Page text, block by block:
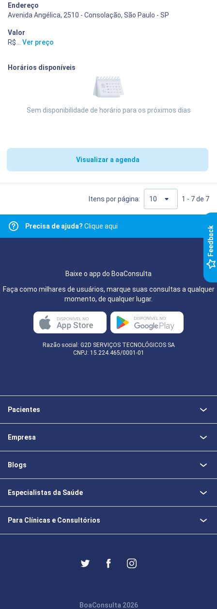
Endereço
Avenida Angélica, 2510 - Consolação, São Paulo - SP
Valor
R$ 400,00
Ver preço
Horários disponíveis
Sem disponibilidade de horário para os próximos dias
Visualizar a agenda
Itens por página: 1 - 7 de 7
Precisa de ajuda? Clique aqui
Baixe o app do BoaConsulta
Faça como milhares de usuários, marque suas consultas a qualquer
momento, de qualquer lugar.
Razão social: G2D SERVIÇOS TECNOLÓGICOS SA
CNPJ: 15.224.465/0001-01
Pacientes
Empresa
Blogs
Especialistas da Saúde
Para Clínicas e Consultórios
BoaConsulta 2026
k